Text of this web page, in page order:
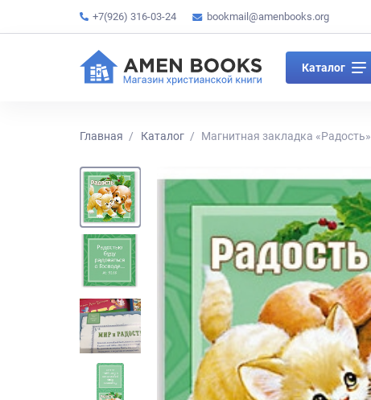
+7(926) 316-03-24 bookmail@amenbooks.org
Каталог
Главная Каталог Магнитная закладка «Радость»